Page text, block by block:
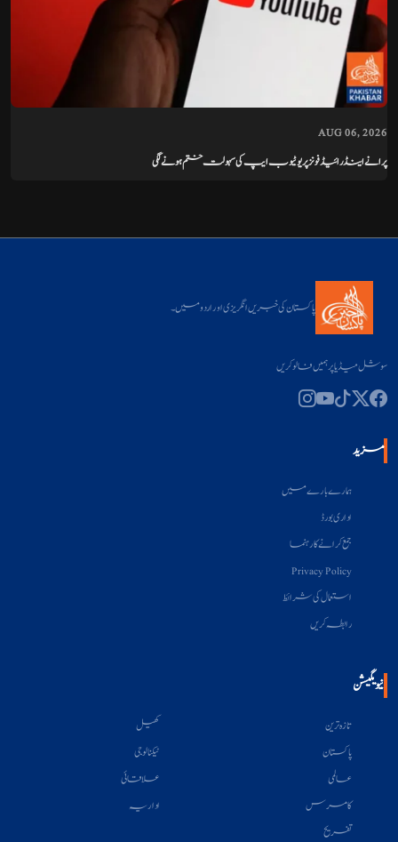
AUG 06, 2026
پرانے اینڈرائیڈ فونز پر یوٹیوب ایپ کی سہولت ختم ہونے لگی
پاکستان کی خبریں انگریزی اور اردو میں۔
سوشل میڈیا پر ہمیں فالو کریں
مزید
ہمارے بارے میں
اداری بورڈ
جمع کرانے کا رہنما
Privacy Policy
استعمال کی شرائط
رابطہ کریں
نیویگیشن
تازہ ترین
پاکستان
عالمی
کامرس
تفریح
کھیل
ٹیکنالوجی
علاقائی
اداریہ